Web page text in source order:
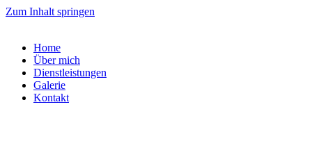
Zum Inhalt springen
Home
Über mich
Dienstleistungen
Galerie
Kontakt